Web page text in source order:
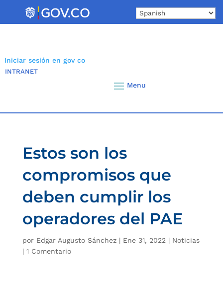
Iniciar sesión en gov co
INTRANET
Estos son los
compromisos que
deben cumplir los
operadores del PAE
por Edgar Augusto Sánchez| Ene 31, 2022 | Noticias
| 1 Comentario